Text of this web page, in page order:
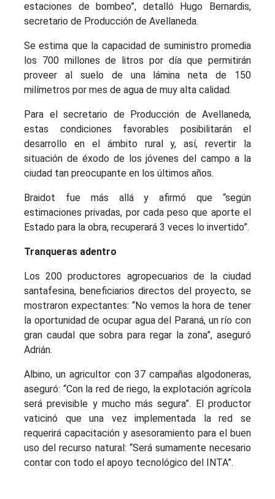
estaciones de bombeo”, detalló Hugo Bernardis,
secretario de Producción de Avellaneda.
Se estima que la capacidad de suministro promedia
los 700 millones de litros por día que permitirán
proveer al suelo de una lámina neta de 150
milímetros por mes de agua de muy alta calidad.
Para el secretario de Producción de Avellaneda,
estas condiciones favorables posibilitarán el
desarrollo en el ámbito rural y, así, revertir la
situación de éxodo de los jóvenes del campo a la
ciudad tan preocupante en los últimos años.
Braidot fue más allá y afirmó que “según
estimaciones privadas, por cada peso que aporte el
Estado para la obra, recuperará 3 veces lo invertido”.
Tranqueras adentro
Los 200 productores agropecuarios de la ciudad
santafesina, beneficiarios directos del proyecto, se
mostraron expectantes: “No vemos la hora de tener
la oportunidad de ocupar agua del Paraná, un río con
gran caudal que sobra para regar la zona”, aseguró
Adrián.
Albino, un agricultor con 37 campañas algodoneras,
aseguró: “Con la red de riego, la explotación agrícola
será previsible y mucho más segura”. El productor
vaticinó que una vez implementada la red se
requerirá capacitación y asesoramiento para el buen
uso del recurso natural: “Será sumamente necesario
contar con todo el apoyo tecnológico del INTA”.